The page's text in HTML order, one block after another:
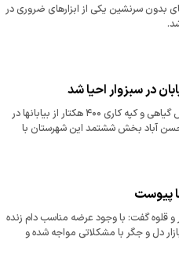
بدون سرنشین یکی از ابزارهای ضروری در
آبان ماه جاری عملیات احیای پوشش گیاهی و کپه کاری ۴۰۰ هکتار از بیابانها در
آباد بخش ششتمد این شهرستان با
پیوست
قلوه گفت: با وجود عرضه مناسب دام زنده
دل و جگر با مشکلاتی مواجه شده و
معدن و تجارت ارائه شده ا…